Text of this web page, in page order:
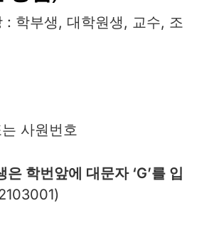
: 학부생, 대학원생, 교수, 조
사원번호
학번앞에 대문자 ‘G’를 입